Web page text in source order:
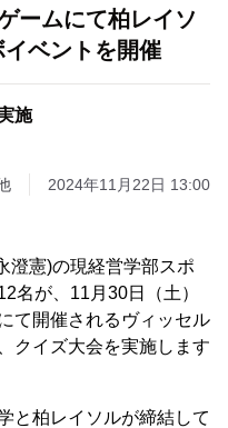
ームにて柏レイソ
ベントを開催
施
2024年11月22日 13:00
憲)の現経営学部スポ
名が、11月30日（土）
て開催されるヴィッセル
クイズ大会を実施します
と柏レイソルが締結して